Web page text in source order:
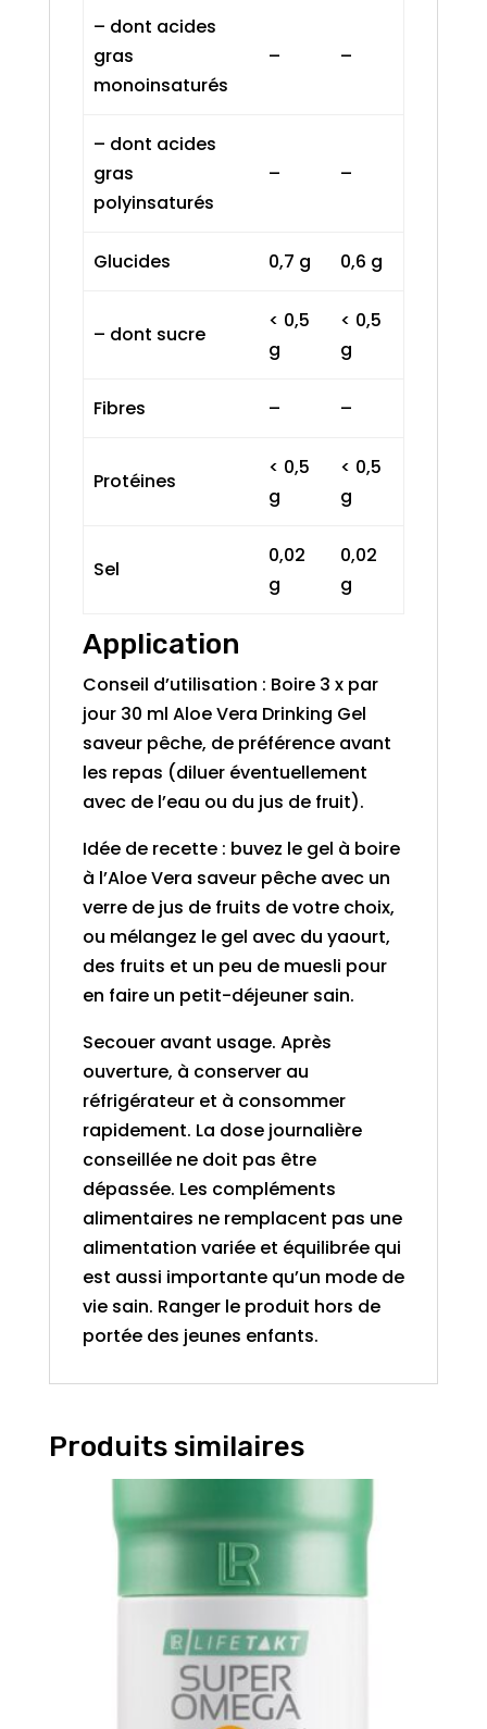
– dont acides
gras
monoinsaturés
– –
– dont acides
gras
polyinsaturés
– –
Glucides 0,7 g 0,6 g
– dont sucre
< 0,5
g
< 0,5
g
Fibres – –
Protéines
< 0,5
g
< 0,5
g
Sel
0,02
g
0,02
g
Application
Conseil d’utilisation : Boire 3 x par
jour 30 ml Aloe Vera Drinking Gel
saveur pêche, de préférence avant
les repas (diluer éventuellement
avec de l’eau ou du jus de fruit).
Idée de recette : buvez le gel à boire
à l’Aloe Vera saveur pêche avec un
verre de jus de fruits de votre choix,
ou mélangez le gel avec du yaourt,
des fruits et un peu de muesli pour
en faire un petit-déjeuner sain.
Secouer avant usage. Après
ouverture, à conserver au
réfrigérateur et à consommer
rapidement. La dose journalière
conseillée ne doit pas être
dépassée. Les compléments
alimentaires ne remplacent pas une
alimentation variée et équilibrée qui
est aussi importante qu’un mode de
vie sain. Ranger le produit hors de
portée des jeunes enfants.
Produits similaires